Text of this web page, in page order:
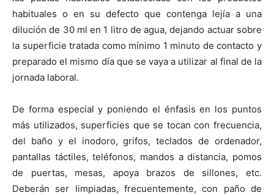
habituales o en su defecto que contenga lejía a una
dilución de 30 ml en 1 litro de agua, dejando actuar sobre
la superficie tratada como mínimo 1 minuto de contacto y
preparado el mismo día que se vaya a utilizar al final de la
jornada laboral.
De forma especial y poniendo el énfasis en los puntos
más utilizados, superficies que se tocan con frecuencia,
del baño y el inodoro, grifos, teclados de ordenador,
pantallas táctiles, teléfonos, mandos a distancia, pomos
de puertas, mesas, apoya brazos de sillones, etc.
Deberán ser limpiadas, frecuentemente, con paño de